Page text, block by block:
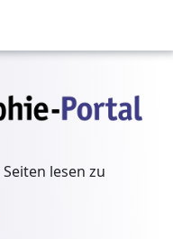
Seiten lesen zu